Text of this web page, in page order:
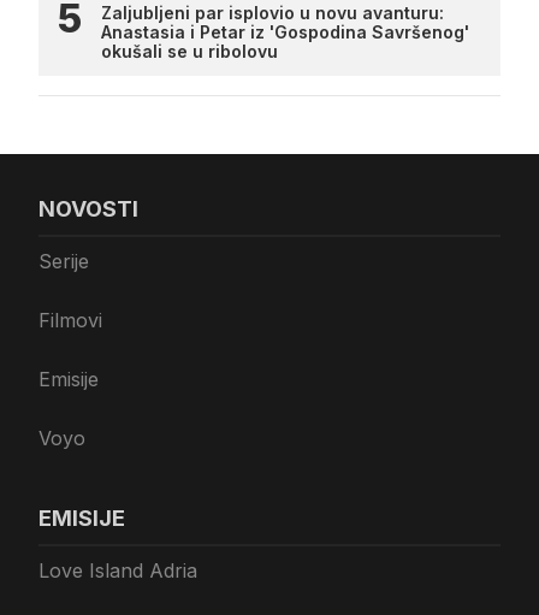
Zaljubljeni par isplovio u novu avanturu:
Anastasia i Petar iz 'Gospodina Savršenog'
okušali se u ribolovu
NOVOSTI
Serije
Filmovi
Emisije
Voyo
EMISIJE
Love Island Adria